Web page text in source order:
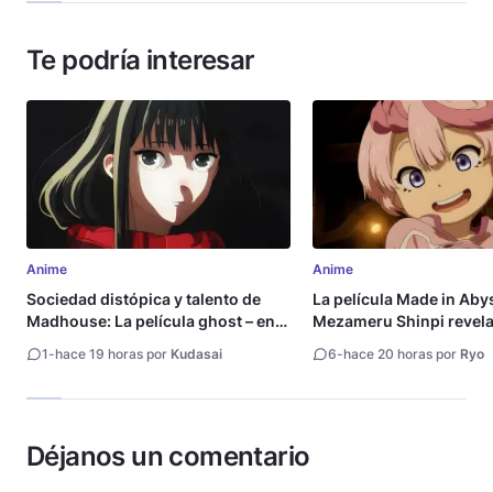
Te podría interesar
Anime
Sociedad distópica y talento de
Madhouse: La película ghost – end
1-hace 19 horas por Kudasai
Anime
La película Made in
Mezameru Shinpi
6-hace 20 horas por Ryo
Déjanos un comentario